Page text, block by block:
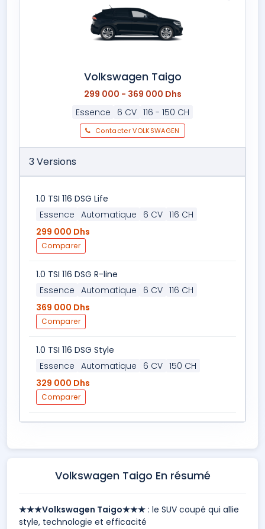
Volkswagen Taigo
299 000 - 369 000 Dhs
Essence
6 CV 116 - 150 CH
Contacter VOLKSWAGEN
3 Versions
1.0 TSI 116 DSG Life
Essence Automatique 6 CV 116 CH
299 000 Dhs
Comparer
1.0 TSI 116 DSG R-line
Essence Automatique 6 CV 116 CH
369 000 Dhs
Comparer
1.0 TSI 116 DSG Style
Essence Automatique 6 CV 150 CH
329 000 Dhs
Comparer
Volkswagen Taigo En résumé
★★★Volkswagen Taigo★★★ : le SUV coupé qui allie
style, technologie et efficacité